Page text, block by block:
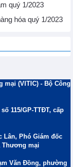
quý 1/2023
hóa quý 1/2023
(VITIC) - Bộ Công
115/GP-TTĐT, cấp
Lân, Phó Giám đốc
Thương mại
Văn Đồng, phường